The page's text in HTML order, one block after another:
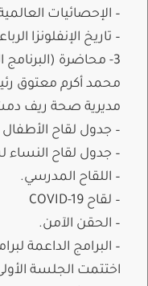
– الإحصائيات
– تاريخ الإنفلونزا
3- محاضرة (البرنامج
محمد أكرم معتوق
مديرية صحة ريف
– جدول لقاح الأطفال
– جدول لقاح النساء
– اللقاح المدرسي.
– لقاح COVID-19
– الحقن الآمن.
– البرامج الداعمة
اختتمت الجلسة